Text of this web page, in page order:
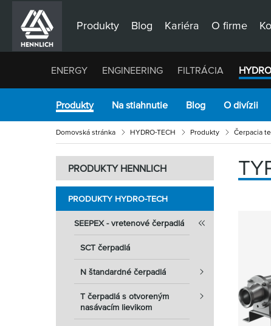
Produkty Blog Kariéra O firme
ENERGY ENGINEERING FILTRÁCIA
Produkty Na stiahnutie Blog O divízii
Domovská stránka HYDRO-TECH Produkty Čerpacia
PRODUKTY HENNLICH
PRODUKTY HYDRO-TECH
SEEPEX - vretenové čerpadlá
SCT čerpadlá
N štandardné čerpadlá
T čerpadlá s otvoreným
nasávacím lievikom